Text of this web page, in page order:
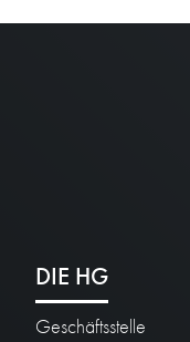
DIE HG
Geschäftsstelle